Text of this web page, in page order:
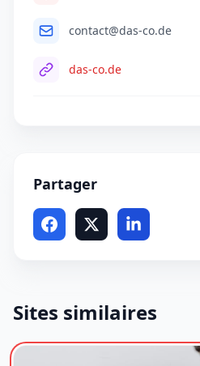
contact@das-co.de
das-co.de
Partager
Sites similaires